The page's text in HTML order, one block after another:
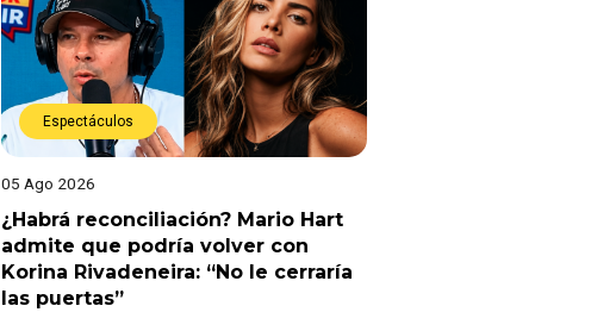
Espectáculos
05 Ago 2026
¿Habrá reconciliación? Mario Hart
admite que podría volver con
Korina Rivadeneira: “No le cerraría
las puertas”